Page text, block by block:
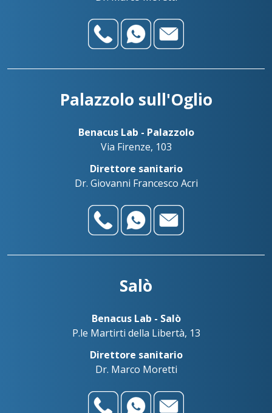
Palazzolo sull'Oglio
Benacus Lab - Palazzolo
Via Firenze, 103
Direttore sanitario
Dr. Giovanni Francesco Acri
Salò
Benacus Lab - Salò
P.le Martirti della Libertà, 13
Direttore sanitario
Dr. Marco Moretti